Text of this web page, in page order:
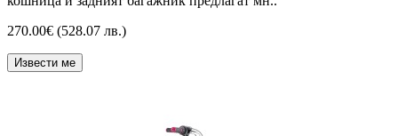
270.00€ (528.07 лв.)
Извести ме